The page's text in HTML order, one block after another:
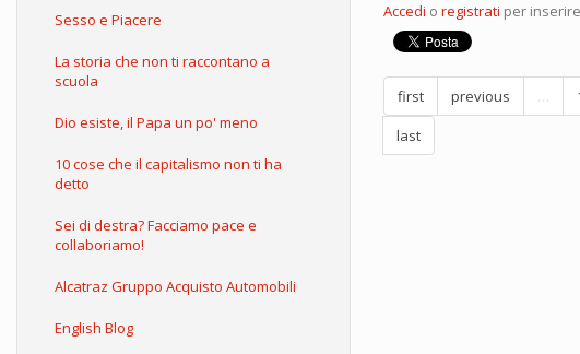
Sesso e Piacere
La storia che non ti raccontano a
scuola
Dio esiste, il Papa un po' meno
10 cose che il capitalismo non ti ha
detto
Sei di destra? Facciamo pace e
collaboriamo!
Alcatraz Gruppo Acquisto Automobili
English Blog
meditazione
proposta
oggi
fa
male
all'anima
Accedi o registrati per
first previous …
last